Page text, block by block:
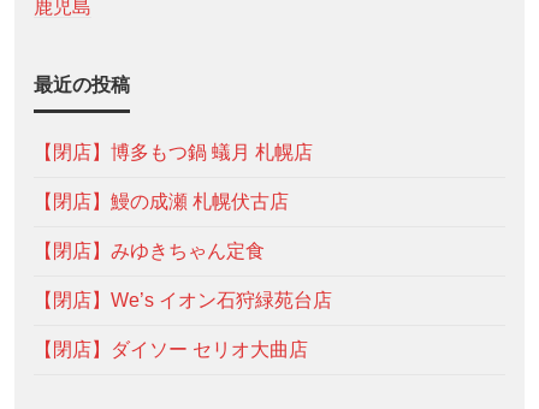
鹿児島
最近の投稿
【閉店】博多もつ鍋 蟻月 札幌店
【閉店】鰻の成瀬 札幌伏古店
【閉店】みゆきちゃん定食
【閉店】We’s イオン石狩緑苑台店
【閉店】ダイソー セリオ大曲店